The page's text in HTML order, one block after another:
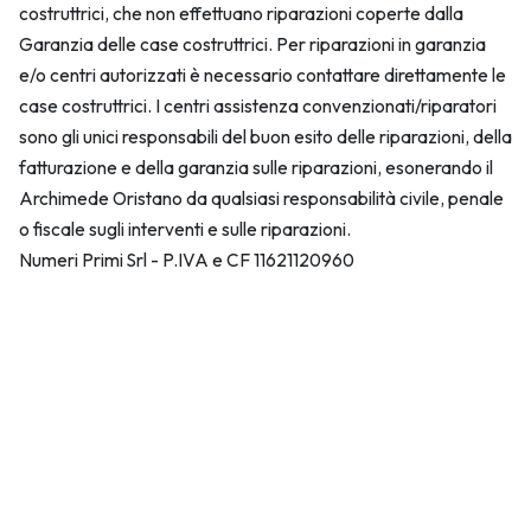
costruttrici, che non effettuano riparazioni coperte dalla
Garanzia delle case costruttrici. Per riparazioni in garanzia
e/o centri autorizzati è necessario contattare direttamente le
case costruttrici. I centri assistenza convenzionati/riparatori
sono gli unici responsabili del buon esito delle riparazioni, della
fatturazione e della garanzia sulle riparazioni, esonerando il
Archimede Oristano da qualsiasi responsabilità civile, penale
o fiscale sugli interventi e sulle riparazioni.
Numeri Primi Srl - P.IVA e CF 11621120960